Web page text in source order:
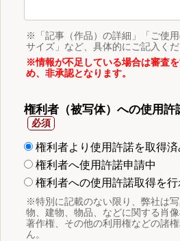
※「記事（作品）の詳細」「ご使
サイズ」など、具体的にご記入くだ
※情報が不足している場合は審査
め、非承認となります。
権利者（被写体）への使用許
権利者より使用許諾を取得済
権利者へ使用許諾申請中
権利者への使用許諾取得を行
※特別に記載のない限り、弊社は
物、建物、物品、などに関する肖像
著作権、その他の利用権などの諸
ん。